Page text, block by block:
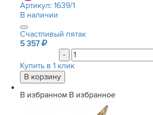
Артикул: 1639/1
В наличии
Счастливый пятак
5 357
-
Купить в 1 клик
В избранном В избранное